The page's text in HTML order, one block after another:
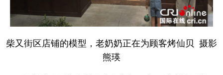
柴又街区店铺的模型，老奶奶正在为顾客烤仙贝 摄影
熊瑛